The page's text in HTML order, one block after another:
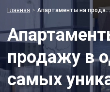
Главная Апартаменты на продажу в одном из самых уникальных проектов "Philosopfers Residence"
продажу в
самых